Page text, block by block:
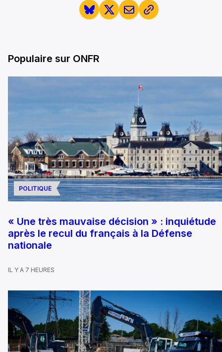
Populaire sur ONFR
POLITIQUE
« Une très mauvaise décision » : inquiétude
après le recul du français à la Défense
nationale
IL Y A 7 HEURES